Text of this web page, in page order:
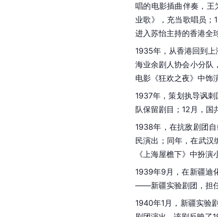
唱的电影插曲伴奏，王
业歌》，充当歌唱员；
进入苏怡主持的香港全
1935年，从香港回到
海业余剧人协会小分队
电影《狂欢之夜》中饰
1937年，策划执导讽刺
队保留剧目；12月，国
1938年，在抗敌剧团
民演出；同年，在武汉
《 上海屋檐下》中扮演
1939年9月，在新疆迪
——新疆实验剧团，担
1940年1月，新疆实验